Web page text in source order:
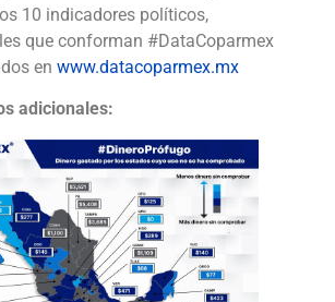
10 indicadores políticos,
que conforman #DataCoparmex
en www.datacoparmex.mx
adicionales: